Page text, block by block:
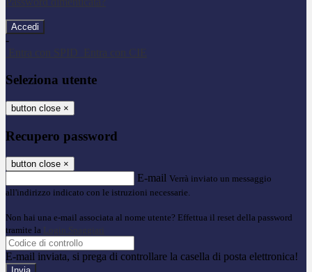
-
Entra con SPID
Entra con CIE
Seleziona utente
button close ×
Recupero password
button close ×
E-mail Verrà inviato un messaggio
all'indirizzo indicato con le istruzioni necessarie.
Non hai una e-mail associata al nome utente? Effettua il reset della password
tramite la Login Spaggiari
E-mail inviata, si prega di controllare la casella di posta elettronica!